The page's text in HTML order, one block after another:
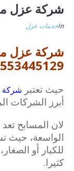
شركة عزل
Inخدمات عزل
شركة عزل
حيث تعتبر شركة
أبرز الشركات
لان المسابح
الواسعة، حيث
للكبار أو
كثيرا.